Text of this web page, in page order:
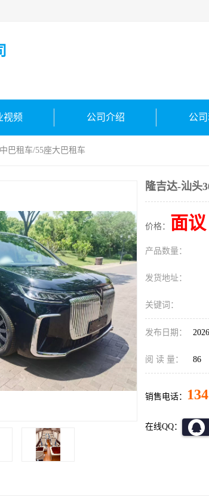
视频 公司介绍 公
巴租车/55座大巴租车
隆吉达-汕头
价格： 面议
产品数量：
发货地址：
关键词：
发布日期：
阅 读 量： 86
销售电话：
在线QQ：